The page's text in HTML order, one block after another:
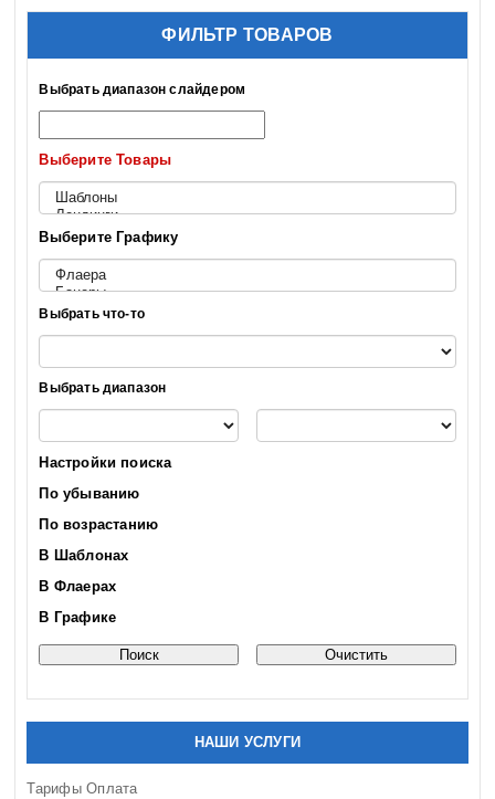
ФИЛЬТР ТОВАРОВ
Выбрать диапазон слайдером
Выберите Товары
Выберите Графику
Выбрать что-то
Выбрать диапазон
Настройки поиска
По убыванию
По возрастанию
В Шаблонах
В Флаерах
В Графике
НАШИ УСЛУГИ
Тарифы Оплата